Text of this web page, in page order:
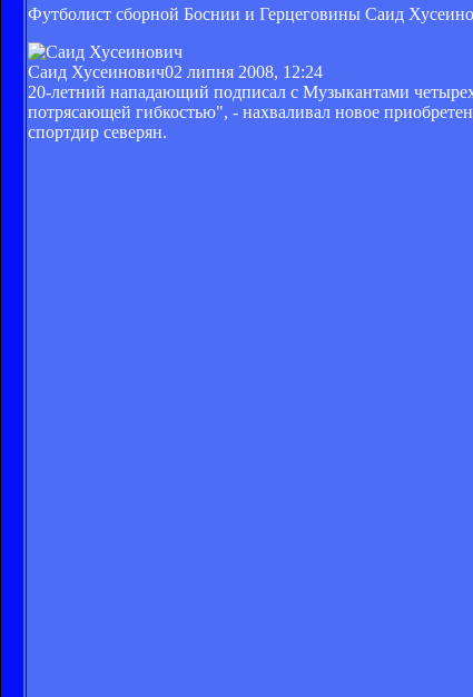
Футболист сборной Боснии и Герцеговины Саид
Саид Хусеинович02 липня 2008, 12:24
20-летний нападающий подписал с Музыкантами
потрясающей гибкостью", - нахваливал новое
спортдир северян.